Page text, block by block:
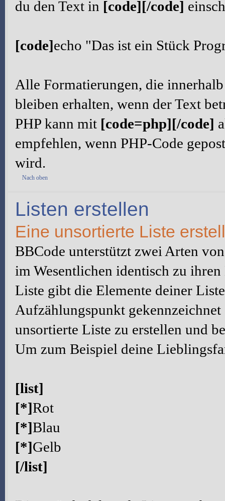
du den Text in [code][/code]
[code]echo "Das ist ein Stück
Alle Formatierungen, die
bleiben erhalten, wenn der Text
PHP kann mit [code=php][/code]
empfehlen, wenn PHP-Code
wird.
Nach oben
Listen erstellen
Eine unsortierte Liste
BBCode unterstützt zwei Arten
im Wesentlichen identisch zu
Liste gibt die Elemente deiner
Aufzählungspunkt
unsortierte Liste zu erstellen und
Um zum Beispiel deine
[list]
[*]Rot
[*]Blau
[*]Gelb
[/list]